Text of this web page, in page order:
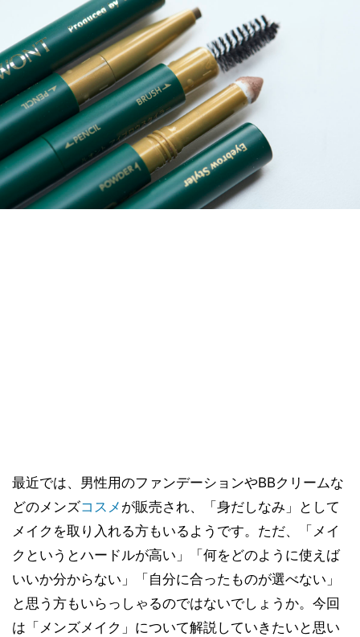
最近では、男性用のファンデーションやBBクリームな
どのメンズコスメ が販売され、「身だしなみ」として
メイクを取り入れる方もいるようです。ただ、「メイ
クというとハードルが高い」「何をどのように使えば
いいか分からない」「自分に合ったものが選べない」
と思う方もいらっしゃるのではないでしょうか。今回
は「メンズメイク」について解説していきたいと思い